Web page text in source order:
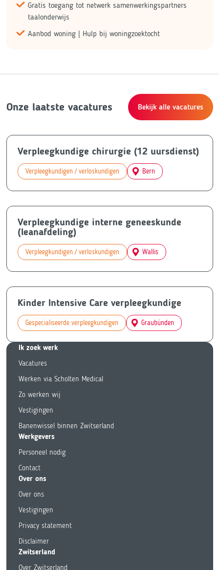
Gratis toegang tot netwerk samenwerkingspartners
taalonderwijs
Aanbod woning | Hulp bij woningzoektocht
Onze laatste vacatures Bekijk alle vacatures
Verpleegkundige chirurgie (12 uursdienst)
Verpleegkundigen / verloskundigen Bern
Verpleegkundige interne geneeskunde
(leanafdeling)
Verpleegkundigen / verloskundigen Wallis
Kinder Intensive Care verpleegkundige
Gespecialiseerde verpleegkundigen Graubünden
Ik zoek werk
Vacatures
Werken via Scholten Medical
Zo werken wij
Vestigingen
Banenwissel binnen Zwitserland
Werkgevers
Personeel nodig
Contact
Over ons
Over ons
Vestigingen
Privacy statement
Disclaimer
Zwitserland
Over Zwitserland